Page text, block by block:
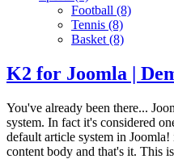
Football (8)
Tennis (8)
Basket (8)
K2 for Joomla |
You've already been there...
system. In fact it's considered
default article system in
content body and that's it. This